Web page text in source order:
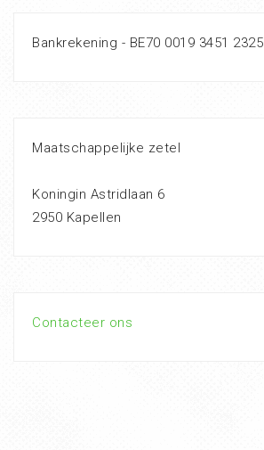
Bankrekening - BE70 0019 3451 2325
Maatschappelijke zetel
Koningin Astridlaan 6
2950 Kapellen
Contacteer ons